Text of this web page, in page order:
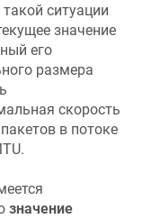
ситуации
значение
его
размера
скорость
в потоке
значение